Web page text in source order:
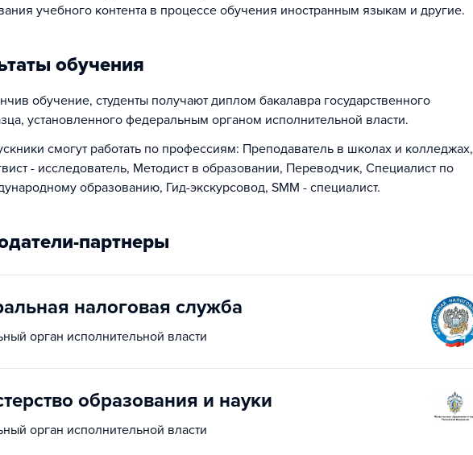
учебного контента в процессе обучения иностранным языкам и другие.
обучения
обучение, студенты получают диплом бакалавра государственного
установленного федеральным органом исполнительной власти.
смогут работать по профессиям: Преподаватель в школах и колледжах,
- исследователь, Методист в образовании, Переводчик, Специалист по
образованию, Гид-экскурсовод, SMM - специалист.
партнеры
налоговая служба
орган исполнительной власти
образования и науки
орган исполнительной власти